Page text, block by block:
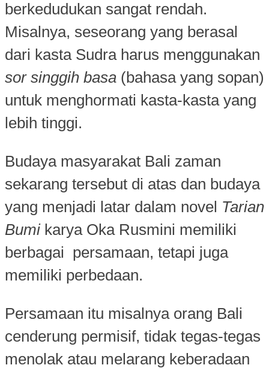
berkedudukan sangat rendah.
Misalnya, seseorang yang berasal
dari kasta Sudra harus menggunakan
sor singgih basa (bahasa yang sopan)
untuk menghormati kasta-kasta yang
lebih tinggi.
Budaya masyarakat Bali zaman
sekarang tersebut di atas dan budaya
yang menjadi latar dalam novel Tarian
Bumikarya Oka Rusmini memiliki
berbagai persamaan, tetapi juga
memiliki perbedaan.
Persamaan itu misalnya orang Bali
cenderung permisif, tidak tegas-tegas
menolak atau melarang keberadaan